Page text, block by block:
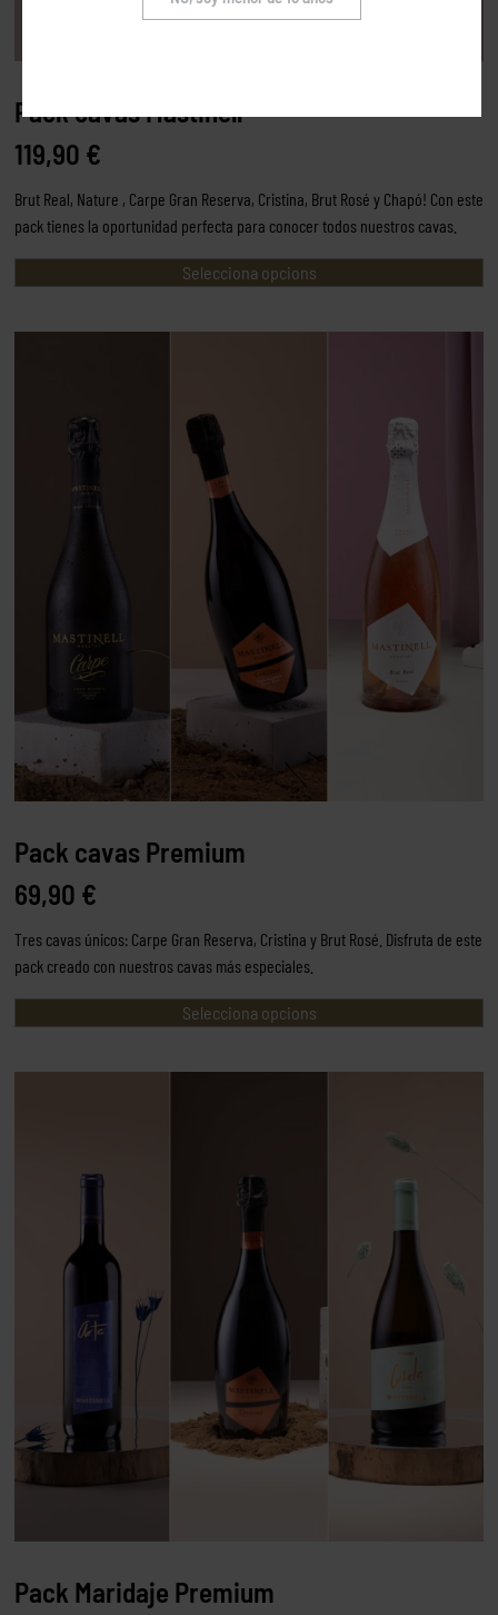
Pack cavas Mastinell
119,90 €
Brut Real, Nature , Carpe Gran Reserva, Cristina, Brut Rosé y Chapó! Con este
pack tienes la oportunidad perfecta para conocer todos nuestros cavas.
Selecciona opcions
Pack cavas Premium
69,90 €
Tres cavas únicos: Carpe Gran Reserva, Cristina y Brut Rosé. Disfruta de este
pack creado con nuestros cavas más especiales.
Selecciona opcions
Pack Maridaje Premium